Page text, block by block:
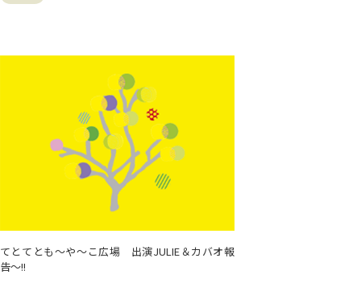
てとてとも～や～こ広場 出演JULIE＆カバオ報
告～!!